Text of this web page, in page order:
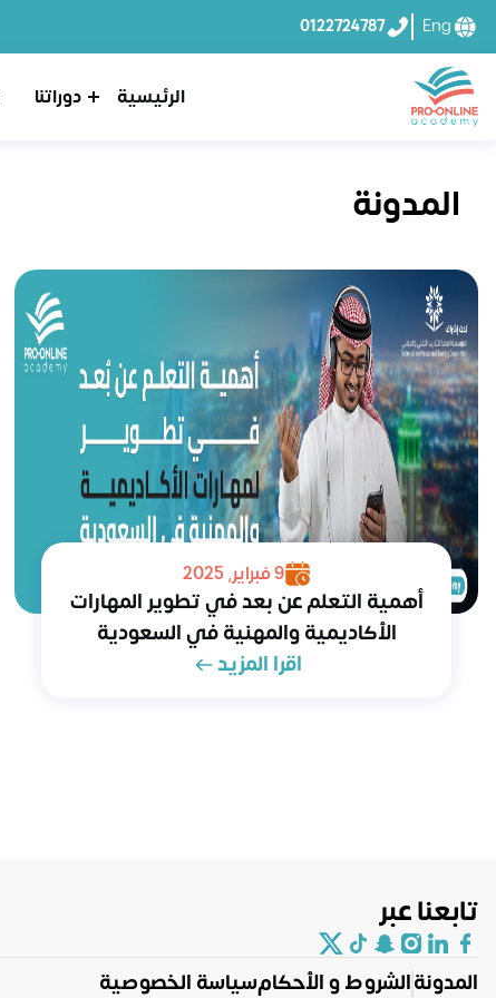
Eng
0122724787
الرئيسية دوراتنا
المدونة
9 فبراير, 2025
أهمية التعلم عن بعد في تطوير المهارات
الأكاديمية والمهنية في السعودية
اقرا المزيد
تابعنا عبر
المدونةالشروط و الأحكامسياسة الخصوصية